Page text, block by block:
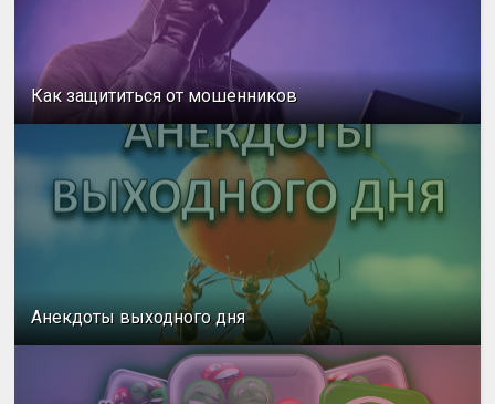
Как защититься от мошенников
Анекдоты выходного дня